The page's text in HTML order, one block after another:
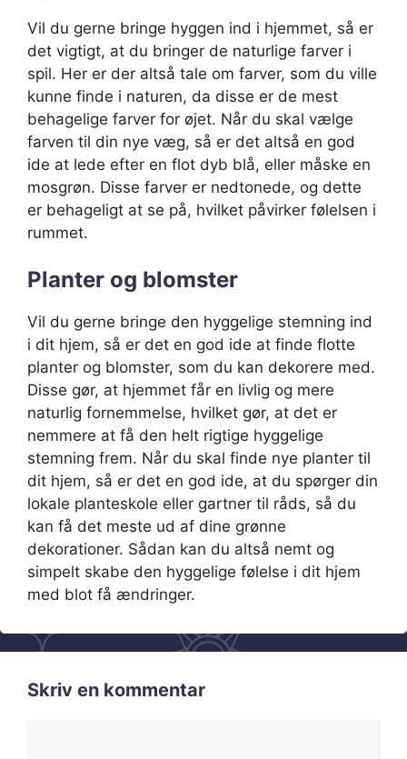
Vil du gerne bringe hyggen ind i hjemmet, så er
det vigtigt, at du bringer de naturlige farver i
spil. Her er der altså tale om farver, som du ville
kunne finde i naturen, da disse er de mest
behagelige farver for øjet. Når du skal vælge
farven til din nye væg, så er det altså en god
ide at lede efter en flot dyb blå, eller måske en
mosgrøn. Disse farver er nedtonede, og dette
er behageligt at se på, hvilket påvirker følelsen i
rummet.
Planter og blomster
Vil du gerne bringe den hyggelige stemning ind
i dit hjem, så er det en god ide at finde flotte
planter og blomster, som du kan dekorere med.
Disse gør, at hjemmet får en livlig og mere
naturlig fornemmelse, hvilket gør, at det er
nemmere at få den helt rigtige hyggelige
stemning frem. Når du skal finde nye planter til
dit hjem, så er det en god ide, at du spørger din
lokale planteskole eller gartner til råds, så du
kan få det meste ud af dine grønne
dekorationer. Sådan kan du altså nemt og
simpelt skabe den hyggelige følelse i dit hjem
med blot få ændringer.
Skriv en kommentar